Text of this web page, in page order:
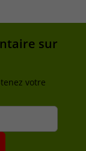
sur
votre